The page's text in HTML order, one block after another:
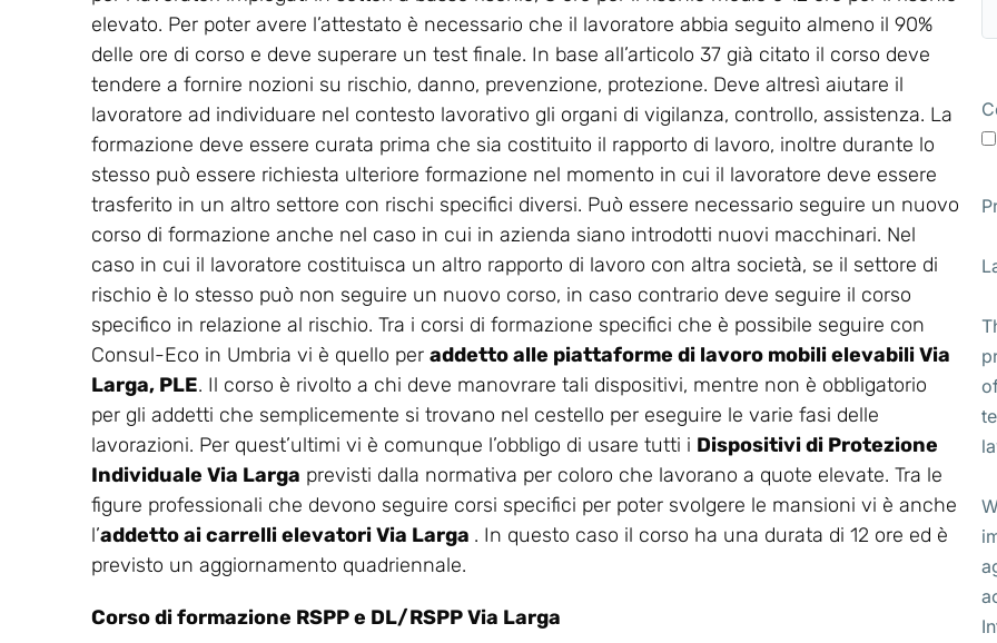
elevato. Per poter avere l’attestato è necessario che il lavoratore abbia seguito almeno il 90%
delle ore di corso e deve superare un test finale. In base all’articolo 37 già citato il corso deve
tendere a fornire nozioni su rischio, danno, prevenzione, protezione. Deve altresì aiutare il
lavoratore ad individuare nel contesto lavorativo gli organi di vigilanza, controllo, assistenza. La
formazione deve essere curata prima che sia costituito il rapporto di lavoro, inoltre durante lo
stesso può essere richiesta ulteriore formazione nel momento in cui il lavoratore deve essere
trasferito in un altro settore con rischi specifici diversi. Può essere necessario seguire un nuovo
corso di formazione anche nel caso in cui in azienda siano introdotti nuovi macchinari. Nel
caso in cui il lavoratore costituisca un altro rapporto di lavoro con altra società, se il settore di
rischio è lo stesso può non seguire un nuovo corso, in caso contrario deve seguire il corso
specifico in relazione al rischio. Tra i corsi di formazione specifici che è possibile seguire con
Consul-Eco in Umbria vi è quello per addetto alle piattaforme di lavoro mobili elevabili Via
Larga, PLE. Il corso è rivolto a chi deve manovrare tali dispositivi, mentre non è obbligatorio
per gli addetti che semplicemente si trovano nel cestello per eseguire le varie fasi delle
lavorazioni. Per quest’ultimi vi è comunque l’obbligo di usare tutti i Dispositivi di Protezione
Individuale Via Larga previsti dalla normativa per coloro che lavorano a quote elevate. Tra le
figure professionali che devono seguire corsi specifici per poter svolgere le mansioni vi è anche
l’addetto ai carrelli elevatori Via Larga . In questo caso il corso ha una durata di 12 ore ed è
previsto un aggiornamento quadriennale.
Corso di formazione RSPP e DL/RSPP Via Larga